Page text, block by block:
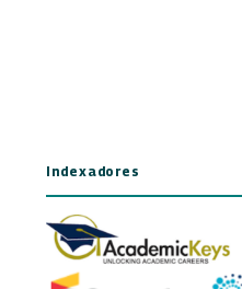
Indexadores